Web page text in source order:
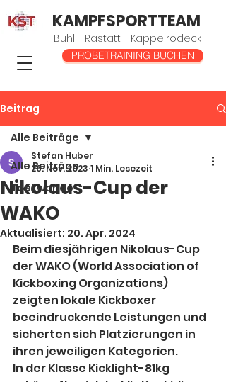
KAMPFSPORTTEAM
Bühl - Rastatt - Kappelrodeck
PROBETRAINING BUCHEN
Beitrag
Alle Beiträge
Taekwondo
Alle Beiträge
Nikolaus-Cup der
WAKO
Stefan Huber
26. Nov. 2023 1 Min. Lesezeit
Aktualisiert: 20. Apr. 2024
Beim diesjährigen Nikolaus-Cup
der WAKO (World Association of
Kickboxing Organizations)
zeigten lokale Kickboxer
beeindruckende Leistungen und
sicherten sich Platzierungen in
ihren jeweiligen Kategorien.
In der Klasse Kicklight-81kg